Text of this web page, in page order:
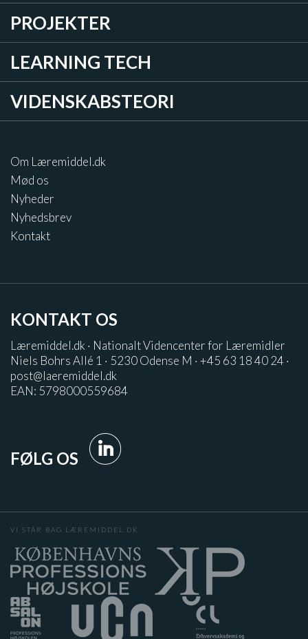
PROJEKTER
LEARNING TECH
VIDENSKABSTEORI
Om Læremiddel.dk
Mød os
Nyheder
Nyhedsbrev
Kontakt
KONTAKT OS
Læremiddel.dk · Nationalt Videncenter for Læremidler
Niels Bohrs Allé 1 · 5230 Odense M · +45 63 18 40 24 ·
post@laeremiddel.dk
EAN: 5798000559684
FØLG OS
VI STÅR BAG LÆREMIDDEL.DK